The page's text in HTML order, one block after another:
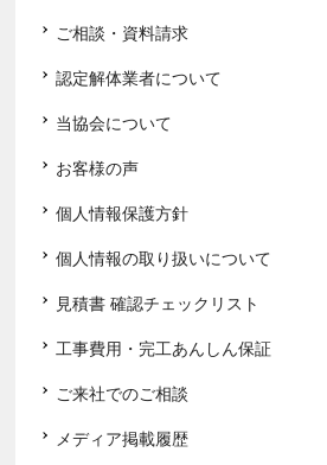
ご相談・資料請求
認定解体業者について
当協会について
お客様の声
個人情報保護方針
個人情報の取り扱いについて
見積書 確認チェックリスト
工事費用・完工あんしん保証
ご来社でのご相談
メディア掲載履歴